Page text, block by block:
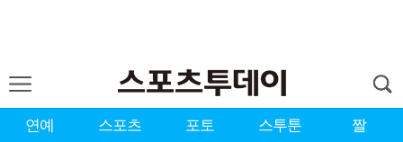
연예 스포츠 포토 스투툰 짤